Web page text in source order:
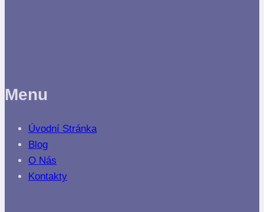
Menu
Úvodní Stránka
Blog
O Nás
Kontakty